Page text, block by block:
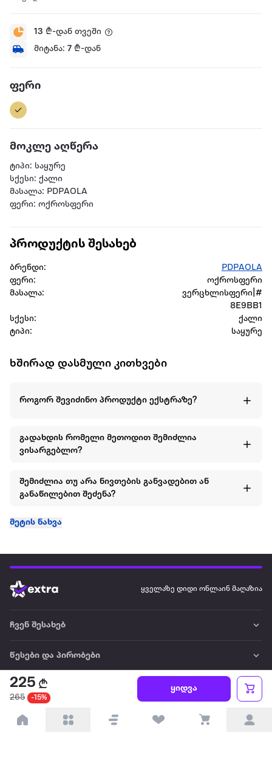
13 ₾-დან თვეში
მიტანა: 7 ₾-დან
ფერი
მოკლე აღწერა
ტიპი: საყურე
სქესი: ქალი
მასალა: PDPAOLA
ფერი: ოქროსფერი
225
265 -15%
ყიდვა
პროდუქტის შესახებ
ბრენდი:
PDPAOLA
ფერი:
ოქროსფერი
მასალა:
ვერცხლისფერი|#
8E9BB1
სქესი:
ქალი
ტიპი:
საყურე
ხშირად დასმული კითხვები
როგორ შევიძინო პროდუქტი ექსტრაზე?
გადახდის რომელი მეთოდით შემიძლია
ვისარგებლო?
შემიძლია თუ არა ნივთების განვადებით ან
განაწილებით შეძენა?
მეტის ნახვა
ყველაზე დიდი ონლაინ მაღაზია
ჩვენ შესახებ
წესები და პირობები
პარტნიორებისთვის
ტრენდული